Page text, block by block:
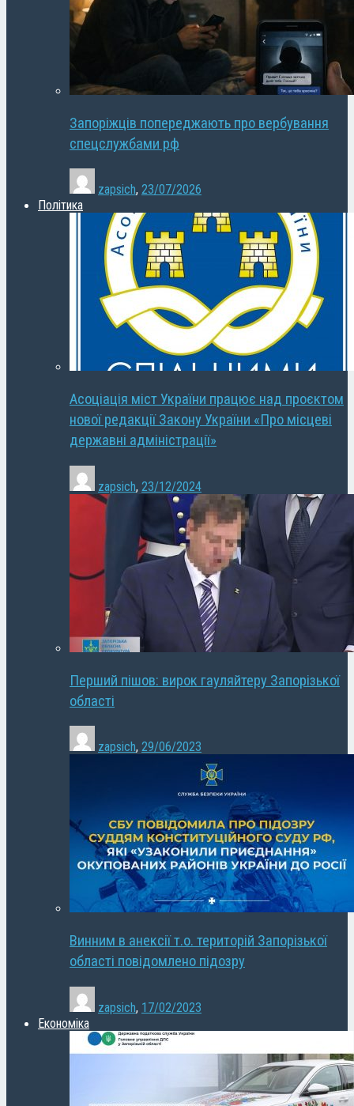
Запоріжців попереджають про вербування
спецслужбами рф
zapsich, 23/07/2026
Політика
Асоціація міст України працює над проєктом
нової редакції Закону України «Про місцеві
державні адміністрації»
zapsich, 23/12/2024
Перший пішов: вирок гауляйтеру Запорізької
області
zapsich, 29/06/2023
Винним в анексії т.о. територій Запорізької
області повідомлено підозру
zapsich, 17/02/2023
Економіка